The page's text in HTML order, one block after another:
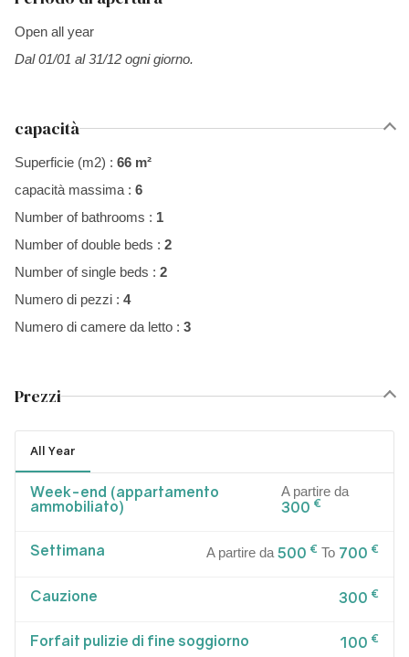
Open all year
Dal 01/01 al 31/12 ogni giorno.
capacità
Superficie (m2) : 66 m²
capacità massima : 6
Number of bathrooms : 1
Number of double beds : 2
Number of single beds : 2
Numero di pezzi : 4
Numero di camere da letto : 3
Prezzi
All Year
Week-end (appartamento
ammobiliato)
A partire da
300 €
Settimana A partire da500 € To 700 €
Cauzione 300 €
Forfait pulizie di fine soggiorno 100 €